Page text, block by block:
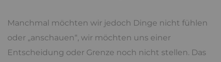
Manchmal möchten wir jedoch Dinge nicht fühlen
oder „anschauen“, wir möchten uns einer
Entscheidung oder Grenze noch nicht stellen. Das